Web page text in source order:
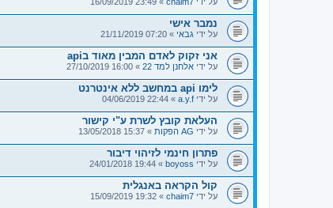
נמבר אישי
על ידי גבאי » 07:20 21/11/2019
אני זקוק לאדם המבין מאוד בapi
על ידי אלחנן למד 22 » 16:00 27/10/2019
לימו api במחשב ללא אינטרנט
על ידי a.y.f
» 22:44 04/06/2019
העלאת קובץ לשרת ע"י קישור
על ידי AG הפקות » 15:37 13/05/2018
פתרון חינמי לזיהוי דיבור
על ידי boyoss
» 19:44 24/01/2018
קול הקראה באנגלית
על ידי chaim7
» 19:32 15/09/2019